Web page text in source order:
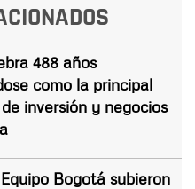
488 años
como la principal
inversión y negocios
Bogotá subieron